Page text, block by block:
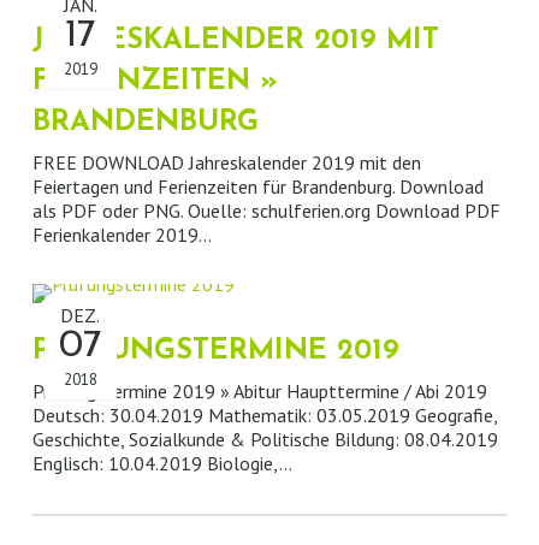
JAHRESKALENDER 2019 MIT
FERIENZEITEN »
BRANDENBURG
17
2019
FREE DOWNLOAD Jahreskalender 2019 mit den
Feiertagen und Ferienzeiten für Brandenburg. Download
als PDF oder PNG. Ouelle: schulferien.org Download PDF
Ferienkalender 2019…
PRÜFUNGSTERMINE 2019
DEZ.
07
2018
Prüfungstermine 2019 » Abitur Haupttermine / Abi 2019
Deutsch: 30.04.2019 Mathematik: 03.05.2019 Geografie,
Geschichte, Sozialkunde & Politische Bildung: 08.04.2019
Englisch: 10.04.2019 Biologie,…